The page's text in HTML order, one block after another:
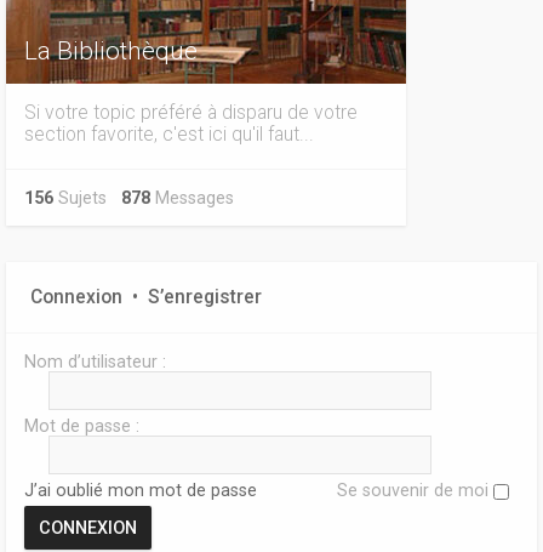
La Bibliothèque
Si votre topic préféré à disparu de votre
section favorite, c'est ici qu'il faut...
156 Sujets 878 Messages
Connexion • S’enregistrer
Nom d’utilisateur :
Mot de passe :
J’ai oublié mon mot de passe Se souvenir de moi